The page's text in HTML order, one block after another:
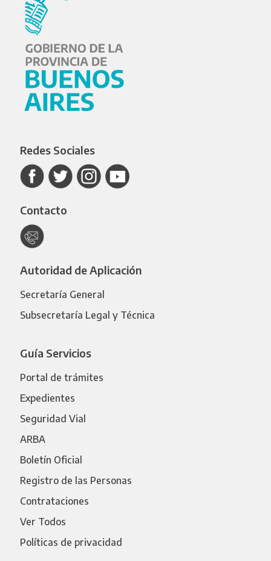
Redes Sociales
Contacto
Autoridad de Aplicación
Secretaría General
Subsecretaría Legal y Técnica
Guía Servicios
Portal de trámites
Expedientes
Seguridad Vial
ARBA
Boletín Oficial
Registro de las Personas
Contrataciones
Ver Todos
Políticas de privacidad